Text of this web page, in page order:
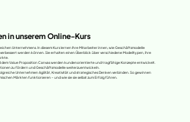
in unserem Online-Kurs
Unternehmens. In diesem Kurs lernen Ihre Mitarbeiter:innen, wie Geschäftsmodelle
werden können. Sie erhalten einen Überblick über verschiedene Modelltypen, ihre
dem Value Proposition Canvas werden kundenorientierte und tragfähige Konzepte entwickelt.
zu fördern und Geschäftsmodelle weiterzuentwickeln.
Unternehmen Agilität, Kreativität und strategisches Denken verbinden. So gewinnen
Märkten funktionieren – und wie sie sie selbst zum Erfolg führen.